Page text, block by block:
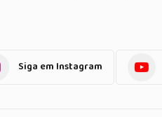
Siga em Instagram